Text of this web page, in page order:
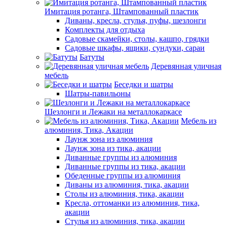
Имитация ротанга, Штампованный пластик
Диваны, кресла, стулья, пуфы, шезлонги
Комплекты для отдыха
Садовые скамейки, столы, кашпо, грядки
Садовые шкафы, ящики, сундуки, сараи
Батуты
Деревянная уличная
мебель
Беседки и шатры
Шатры-павильоны
Шезлонги и Лежаки на металлокаркасе
Мебель из
алюминия, Тика, Акации
Лаунж зона из алюминия
Лаунж зона из тика, акации
Диванные группы из алюминия
Диванные группы из тика, акации
Обеденные группы из алюминия
Диваны из алюминия, тика, акации
Столы из алюминия, тика, акации
Кресла, оттоманки из алюминия, тика,
акации
Стулья из алюминия, тика, акации